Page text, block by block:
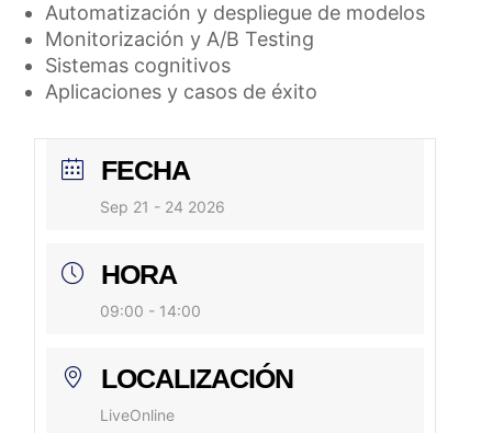
Automatización y despliegue de modelos
Monitorización y A/B Testing
Sistemas cognitivos
Aplicaciones y casos de éxito
FECHA
Sep 21 - 24 2026
HORA
09:00 - 14:00
LOCALIZACIÓN
LiveOnline